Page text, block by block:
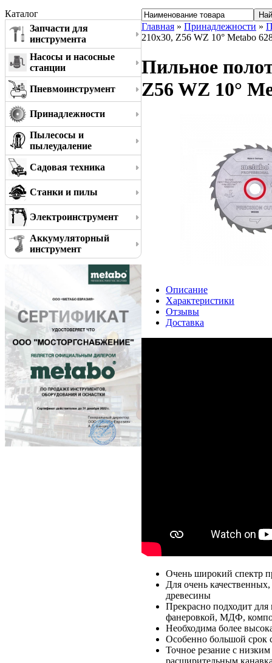
Каталог
Запчасти для
инструмента
Насосы и насосные
станции
Пневмоинструмент
Принадлежности
Пылесосы и
пылеудаление
Садовая техника
Станки и пилы
Электроинструмент
Аккумуляторный
инструмент
Главная » Принадлежности »
210x30, Z56 WZ 10° Metabo
Пильное
Z56 WZ 10°
Описание
Характеристики
Отзывы
Доставка
Очень широкий спектр
Для очень
древесины
Прекрасно подходит
фанеровкой, МДФ,
Необходима более
Особенно большой срок
Точное резание с
расширительным